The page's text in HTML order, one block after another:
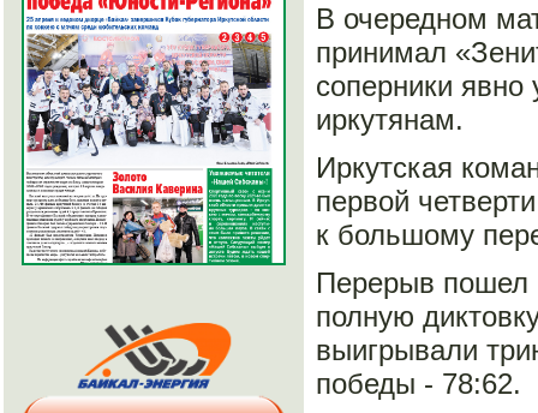
В очередном
принимал
соперники явно
иркутянам.
Иркутская
первой
к большому
Перерыв пошел
полную
выигрывали
победы - 78:62.